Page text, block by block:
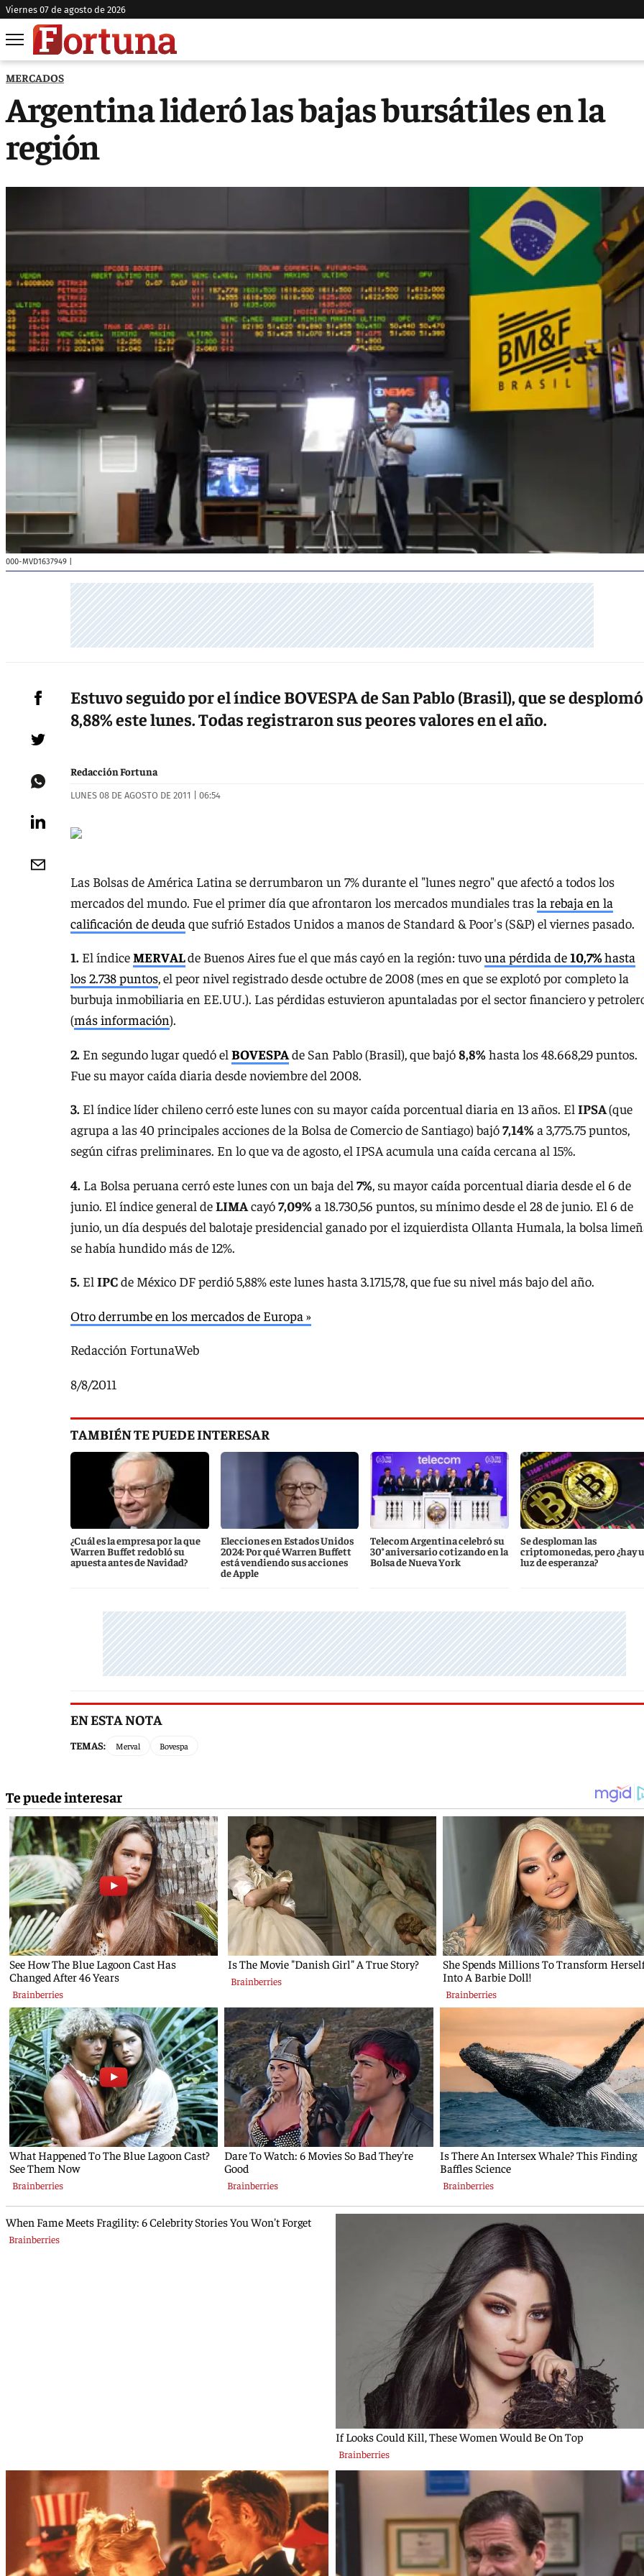
viernes 07 de agosto de 2026
MERCADOS
Argentina lideró las bajas bursátiles en la
región
000-MVD1637949
Estuvo seguido por el índice BOVESPA de San Pablo (Brasil), que se desplomó
8,88% este lunes. Todas registraron sus peores valores en el año.
Redacción Fortuna
LUNES 08 DE AGOSTO DE 2011 | 06:54
Las Bolsas de América Latina se derrumbaron un 7% durante el "lunes negro" que afectó a todos los
mercados del mundo. Fue el primer día que afrontaron los mercados mundiales trasla rebaja en la
calificación de deuda que sufrió Estados Unidos a manos de Standard & Poor's (S&P) el viernes pasado.
1. El índiceMERVALde Buenos Aires fue el que más cayó en la región: tuvouna pérdida de10,7%hasta
los 2.738 puntos, el peor nivel registrado desde octubre de 2008 (mes en que se explotó por completo la
burbuja inmobiliaria en EE.UU.). Las pérdidas estuvieron apuntaladas por el sector financiero y
(más información).
2. En segundo lugar quedó el BOVESPAde San Pablo (Brasil), que bajó8,8%hasta los 48.668,29 puntos.
Fue su mayor caída diaria desde noviembre del 2008.
3. El índice líder chileno cerró este lunes con su mayor caída porcentual diaria en 13 años. El IPSA(que
agrupa a las 40 principales acciones de la Bolsa de Comercio de Santiago) bajó7,14%a 3,775.75 puntos,
según cifras preliminares. En lo que va de agosto, el IPSA acumula una caída cercana al 15%.
4. La Bolsa peruana cerró este lunes con un baja del 7%, su mayor caída porcentual diaria desde el 6 de
junio. El índice general deLIMAcayó7,09%a 18.730,56 puntos, su mínimo desde el 28 de junio. El 6 de
junio, un día después del balotaje presidencial ganado por el izquierdista Ollanta Humala, la bolsa
se había hundido más de 12%.
5. El IPCde México DF perdió 5,88% este lunes hasta 3.1715,78, que fue su nivel más bajo del año.
Otro derrumbe en los mercados de Europa »
Redacción FortunaWeb
8/8/2011
TAMBIÉN TE PUEDE INTERESAR
¿Cuál es la empresa por la que
Warren Buffet redobló su
apuesta antes de Navidad?
Elecciones en Estados Unidos
2024: Por qué Warren Buffett
está vendiendo sus acciones
de Apple
Telecom Argentina celebró su
30° aniversario cotizando en la
Bolsa de Nueva York
Se desploman las
criptomonedas, pero ¿hay
luz de esperanza?
EN ESTA NOTA
TEMAS: Merval Bovespa